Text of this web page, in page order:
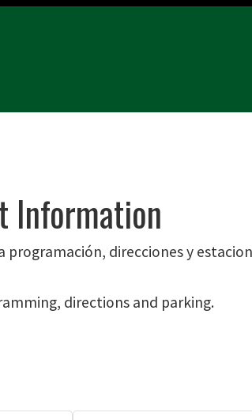
Information
direcciones y
directions and parking.